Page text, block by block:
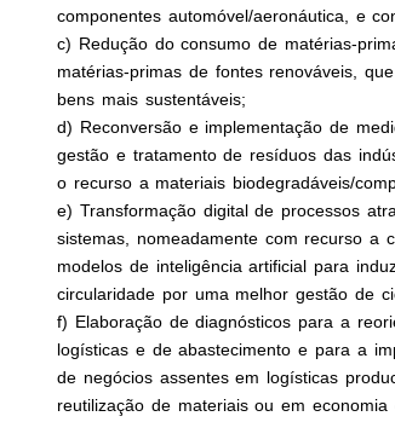
componentes automóvel/aeronáutica, e
c) Redução do consumo de matérias-
matérias-primas de fontes renováveis,
bens mais sustentáveis;
d) Reconversão e implementação de
gestão e tratamento de resíduos das
o recurso a materiais biodegradáveis/
e) Transformação digital de processos
sistemas, nomeadamente com recurso a
modelos de inteligência artificial para
circularidade por uma melhor gestão de
f) Elaboração de diagnósticos para a
logísticas e de abastecimento e para a
de negócios assentes em logísticas
reutilização de materiais ou em economia